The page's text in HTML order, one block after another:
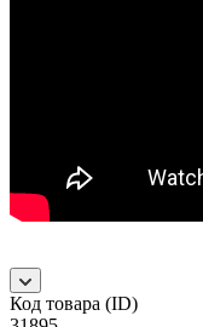
Код товара (ID)